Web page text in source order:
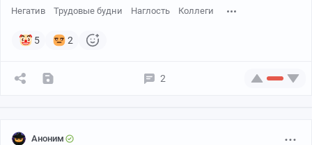
Негатив Трудовые будни Наглость Коллеги
5 2
2
Аноним